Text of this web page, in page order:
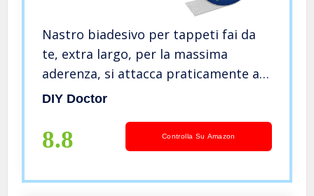
Nastro biadesivo per tappeti fai da
te, extra largo, per la massima
aderenza, si attacca praticamente a
qualsiasi cosa ma non lascia segni,
PVC, 30m, 50mm x 30m
DIY Doctor
8.8 Controlla Su Amazon